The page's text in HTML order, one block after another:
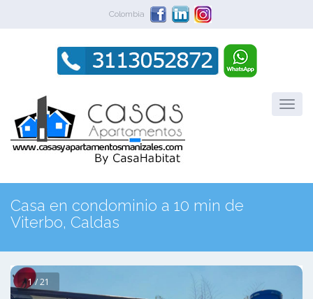
Colombia
Casa en condominio a 10 min de
Viterbo, Caldas
1 / 21